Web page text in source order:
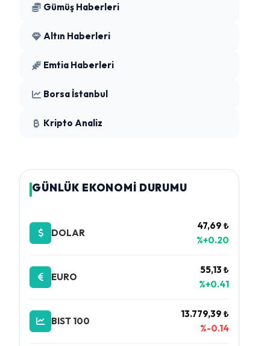
Gümüş Haberleri
Altın Haberleri
Emtia Haberleri
Borsa İstanbul
Kripto Analiz
GÜNLÜK EKONOMİ DURUMU
DOLAR
47,69 ₺
%+0.20
EURO
55,13 ₺
%+0.41
BIST 100
13.779,39 ₺
%-0.14